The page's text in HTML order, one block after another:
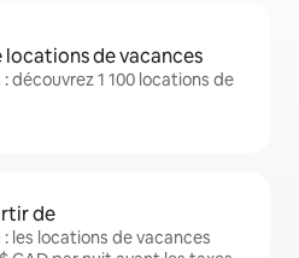
de vacances
découvrez 1 100 locations de
de
les locations de vacances